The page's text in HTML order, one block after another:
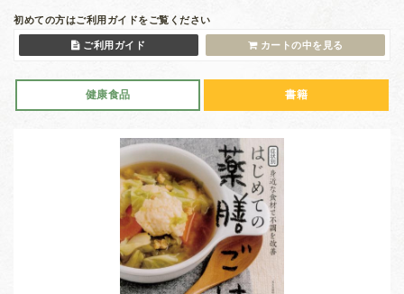
初めての方はご利用ガイドをご覧ください
ご利用ガイド カートの中を見る
健康食品 書籍